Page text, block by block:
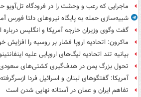
ماجرایی که رعب و وحشت را در فرودگاه تل‌آویو
شبیه‌سازی حمله به پایگاه نیروهای دلتا فورس
گفت وگوی وزیران خارجه آمریکا و انگلیس درباره
ماکرون: اتحادیه اروپا فشار بر روسیه را افزایش
بیانیه تند اتحادیه لیگ‌های اروپایی علیه
تحول بزرگ یمن در هدف‌گیری کشتی‌های
آمریکا: گفتگوهای لبنان و اسرائیل فردا
تفاهم ایران و عمان در آستانه نهایی شدن است